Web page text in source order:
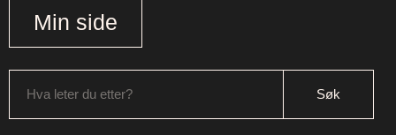
Min side
Hva leter du etter?